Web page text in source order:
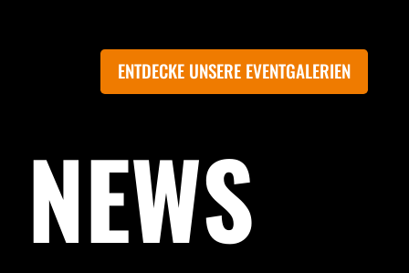
ENTDECKE UNSERE EVENTGALERIEN
NEWS